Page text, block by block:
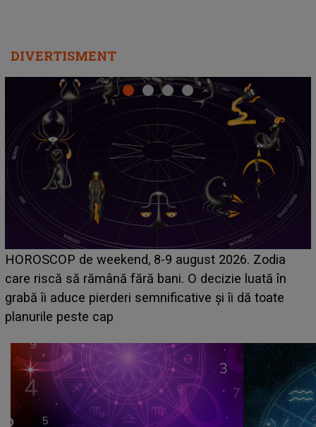
DIVERTISMENT
Emanuel a ținut ACEST DETALIU ASCUNS până
acum! În fața Alexandrei, concurentul din Casa Iubirii
face o MĂRTURISIRE NEAȘTEPTATĂ despre mama
sa: "I-am spus și ei în față, eu nu te iubesc pentru